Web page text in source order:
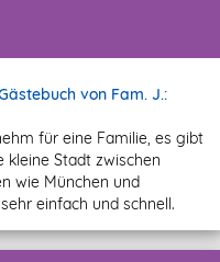
von Fam. J.:
für eine Familie, es gibt
kleine Stadt zwischen
wie München und
einfach und schnell.